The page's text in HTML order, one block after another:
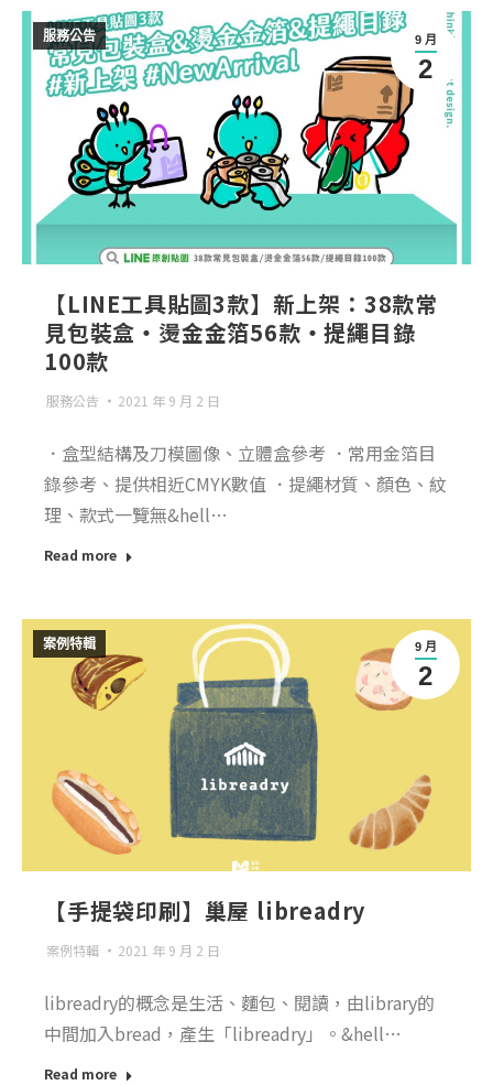
9 月
2
服務公告
【LINE工具貼圖3款】新上架：38款常
見包裝盒・燙金金箔56款・提繩目錄
100款
服務公告 2021 年 9 月 2 日
．盒型結構及刀模圖像、立體盒參考 ．常用金箔目
錄參考、提供相近CMYK數值 ．提繩材質、顏色、紋
理、款式一覽無&hell…
Read more
9 月
2
案例特輯
【手提袋印刷】巢屋 libreadry
案例特輯 2021 年 9 月 2 日
libreadry的概念是生活、麵包、閱讀，由library的
中間加入bread，產生「libreadry」。&hell…
Read more